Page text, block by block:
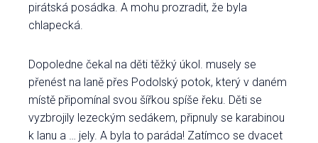
pirátská posádka. A mohu prozradit, že byla
chlapecká.
Dopoledne čekal na děti těžký úkol. musely se
přenést na laně přes Podolský potok, který v daném
místě připomínal svou šířkou spíše řeku. Děti se
vyzbrojily lezeckým sedákem, připnuly se karabinou
k lanu a … jely. A byla to paráda! Zatímco se dvacet